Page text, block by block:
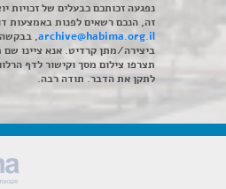
נפגעה זכותכם כבעלים של זכויות
זה, הנכם רשאים לפנות באמצעות
archive@habima.org.il
,
ביצירה/מתן קרדיט. אנא ציינו שם
תצרפו צילום מסך וקישור לדף
לתקן את הדבר. תודה רבה.